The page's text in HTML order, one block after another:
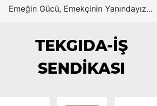
Emeğin Gücü, Emekçinin Yanındayız...
TEKGIDA-İŞ
SENDİKASI